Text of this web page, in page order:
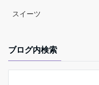
スイーツ
ブログ内検索